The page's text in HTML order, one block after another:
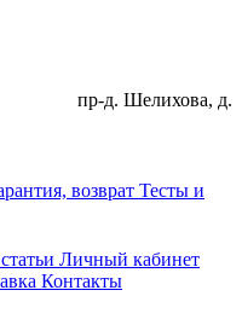
пр-д. Шелихова, д.
возврат Тесты и
Личный кабинет
Контакты